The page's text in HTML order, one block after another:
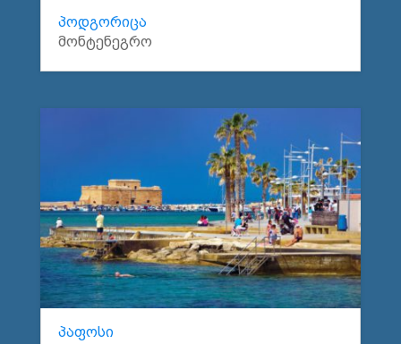
პოდგორიცა
მონტენეგრო
პაფოსი